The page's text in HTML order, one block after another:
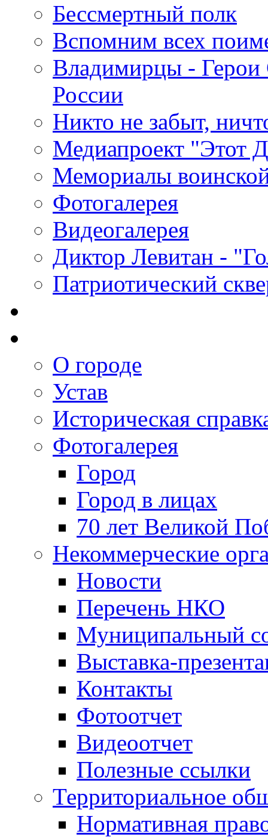
Бессмертный полк
Вспомним всех
Владимирцы - Герои
России
Никто не забыт,
Медиапроект "Этот
Мемориалы
Фотогалерея
Видеогалерея
Диктор Левитан -
Патриотический
О городе
Устав
Историческая
Фотогалерея
Город
Город в лицах
70 лет Великой
Некоммерческие
Новости
Перечень НКО
Муниципальный
Выставка-
Контакты
Фотоотчет
Видеоотчет
Полезные ссылки
Территориальное
Нормативная